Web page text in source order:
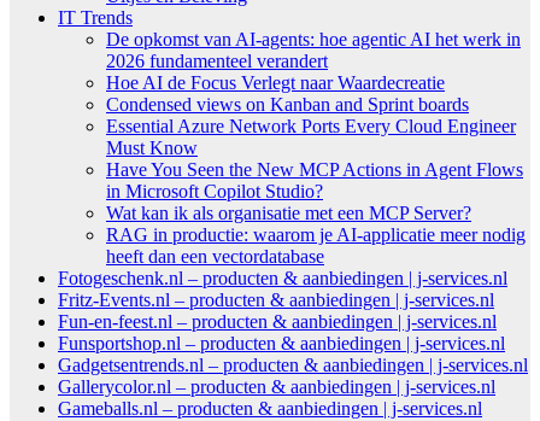
IT Trends
De opkomst van AI-agents: hoe agentic AI het werk in
2026 fundamenteel verandert
Hoe AI de Focus Verlegt naar Waardecreatie
Condensed views on Kanban and Sprint boards
Essential Azure Network Ports Every Cloud Engineer
Must Know
Have You Seen the New MCP Actions in Agent Flows
in Microsoft Copilot Studio?
Wat kan ik als organisatie met een MCP Server?
RAG in productie: waarom je AI-applicatie meer nodig
heeft dan een vectordatabase
Fotogeschenk.nl – producten & aanbiedingen | j-services.nl
Fritz-Events.nl – producten & aanbiedingen | j-services.nl
Fun-en-feest.nl – producten & aanbiedingen | j-services.nl
Funsportshop.nl – producten & aanbiedingen | j-services.nl
Gadgetsentrends.nl – producten & aanbiedingen | j-services.nl
Gallerycolor.nl – producten & aanbiedingen | j-services.nl
Gameballs.nl – producten & aanbiedingen | j-services.nl